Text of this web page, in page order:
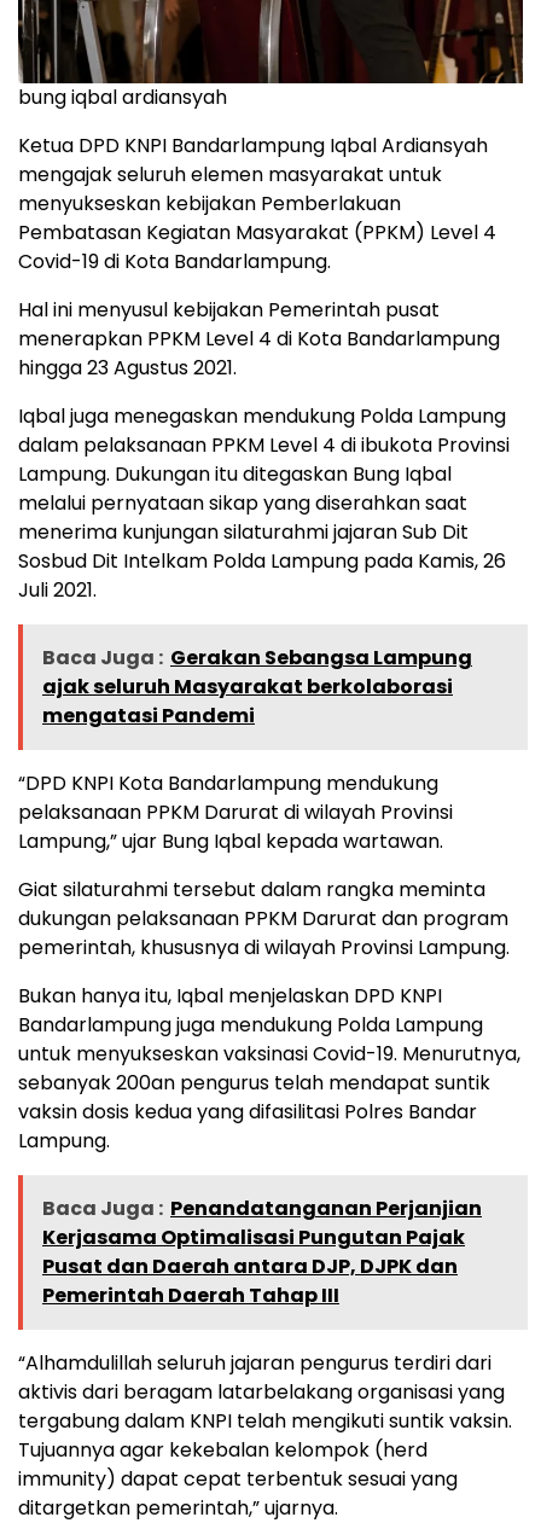
bung iqbal ardiansyah
Ketua DPD KNPI Bandarlampung Iqbal Ardiansyah
mengajak seluruh elemen masyarakat untuk
menyukseskan kebijakan Pemberlakuan
Pembatasan Kegiatan Masyarakat (PPKM) Level 4
Covid-19 di Kota Bandarlampung.
Hal ini menyusul kebijakan Pemerintah pusat
menerapkan PPKM Level 4 di Kota Bandarlampung
hingga 23 Agustus 2021.
Iqbal juga menegaskan mendukung Polda Lampung
dalam pelaksanaan PPKM Level 4 di ibukota Provinsi
Lampung. Dukungan itu ditegaskan Bung Iqbal
melalui pernyataan sikap yang diserahkan saat
menerima kunjungan silaturahmi jajaran Sub Dit
Sosbud Dit Intelkam Polda Lampung pada Kamis, 26
Juli 2021.
Baca Juga : Gerakan Sebangsa Lampung
ajak seluruh Masyarakat berkolaborasi
mengatasi Pandemi
“DPD KNPI Kota Bandarlampung mendukung
pelaksanaan PPKM Darurat di wilayah Provinsi
Lampung,” ujar Bung Iqbal kepada wartawan.
Giat silaturahmi tersebut dalam rangka meminta
dukungan pelaksanaan PPKM Darurat dan program
pemerintah, khususnya di wilayah Provinsi Lampung.
Bukan hanya itu, Iqbal menjelaskan DPD KNPI
Bandarlampung juga mendukung Polda Lampung
untuk menyukseskan vaksinasi Covid-19. Menurutnya,
sebanyak 200an pengurus telah mendapat suntik
vaksin dosis kedua yang difasilitasi Polres Bandar
Lampung.
Baca Juga : Penandatanganan Perjanjian
Kerjasama Optimalisasi Pungutan Pajak
Pusat dan Daerah antara DJP, DJPK dan
Pemerintah Daerah Tahap III
“Alhamdulillah seluruh jajaran pengurus terdiri dari
aktivis dari beragam latarbelakang organisasi yang
tergabung dalam KNPI telah mengikuti suntik vaksin.
Tujuannya agar kekebalan kelompok (herd
immunity) dapat cepat terbentuk sesuai yang
ditargetkan pemerintah,” ujarnya.